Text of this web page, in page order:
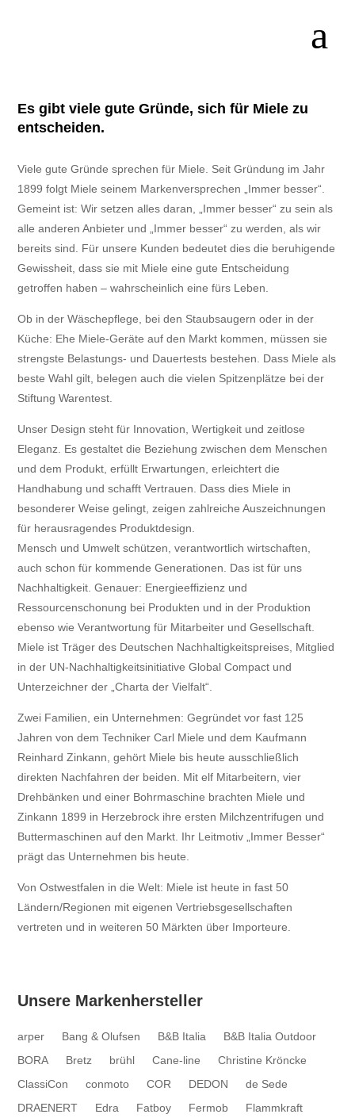
Es gibt viele gute Gründe, sich für Miele zu
entscheiden.
Viele gute Gründe sprechen für Miele. Seit Gründung im Jahr
1899 folgt Miele seinem Markenversprechen „Immer besser“.
Gemeint ist: Wir setzen alles daran, „Immer besser“ zu sein als
alle anderen Anbieter und „Immer besser“ zu werden, als wir
bereits sind. Für unsere Kunden bedeutet dies die beruhigende
Gewissheit, dass sie mit Miele eine gute Entscheidung
getroffen haben – wahrscheinlich eine fürs Leben.
Ob in der Wäschepflege, bei den Staubsaugern oder in der
Küche: Ehe Miele-Geräte auf den Markt kommen, müssen sie
strengste Belastungs- und Dauertests bestehen. Dass Miele als
beste Wahl gilt, belegen auch die vielen Spitzenplätze bei der
Stiftung Warentest.
Unser Design steht für Innovation, Wertigkeit und zeitlose
Eleganz. Es gestaltet die Beziehung zwischen dem Menschen
und dem Produkt, erfüllt Erwartungen, erleichtert die
Handhabung und schafft Vertrauen. Dass dies Miele in
besonderer Weise gelingt, zeigen zahlreiche Auszeichnungen
für herausragendes Produktdesign.
Mensch und Umwelt schützen, verantwortlich wirtschaften,
auch schon für kommende Generationen. Das ist für uns
Nachhaltigkeit. Genauer: Energieeffizienz und
Ressourcenschonung bei Produkten und in der Produktion
ebenso wie Verantwortung für Mitarbeiter und Gesellschaft.
Miele ist Träger des Deutschen Nachhaltigkeitspreises, Mitglied
in der UN-Nachhaltigkeitsinitiative Global Compact und
Unterzeichner der „Charta der Vielfalt“.
Zwei Familien, ein Unternehmen: Gegründet vor fast 125
Jahren von dem Techniker Carl Miele und dem Kaufmann
Reinhard Zinkann, gehört Miele bis heute ausschließlich
direkten Nachfahren der beiden. Mit elf Mitarbeitern, vier
Drehbänken und einer Bohrmaschine brachten Miele und
Zinkann 1899 in Herzebrock ihre ersten Milchzentrifugen und
Buttermaschinen auf den Markt. Ihr Leitmotiv „Immer Besser“
prägt das Unternehmen bis heute.
Von Ostwestfalen in die Welt: Miele ist heute in fast 50
Ländern/Regionen mit eigenen Vertriebsgesellschaften
vertreten und in weiteren 50 Märkten über Importeure.
Unsere Markenhersteller
arper Bang & Olufsen B&B Italia
B&B Italia Outdoor
BORA
Bretz brühl Cane-line
Christine Kröncke
ClassiCon
conmoto COR DEDON
de Sede
DRAENERT
Edra Fatboy Fermob
Flammkraft